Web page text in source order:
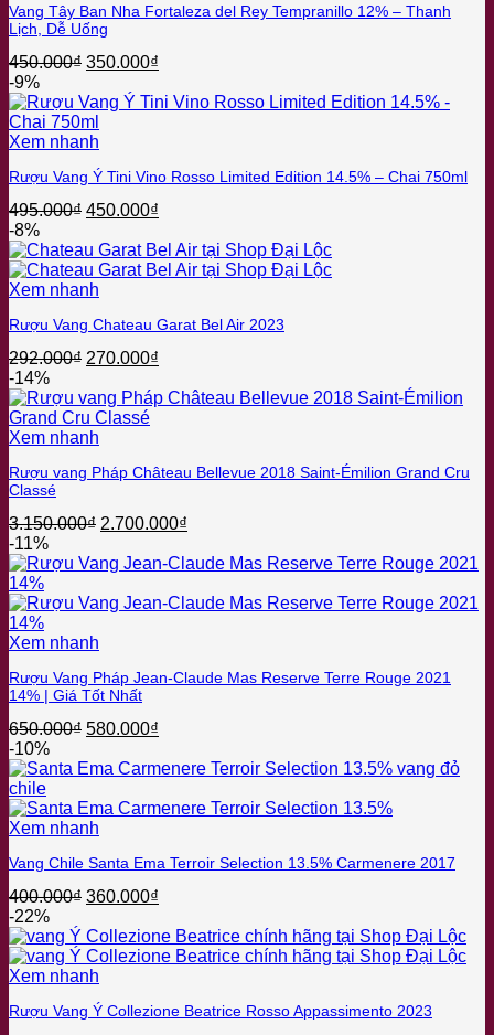
Vang Tây Ban Nha Fortaleza del Rey Tempranillo 12% – Thanh
Lịch, Dễ Uống
450.000₫ Giá
là:
450.000₫.
350.000₫
tại
-9%
Xem nhanh
Rượu Vang Ý Tini Vino Rosso Limited Edition 14.5% – Chai 750ml
495.000₫ Giá
là:
495.000₫.
450.000₫
tại
là:
-8%
Xem nhanh
Rượu Vang Chateau Garat Bel Air 2023
292.000₫ Giá
là:
292.000₫.
270.000₫
tại
-14%
Xem nhanh
Rượu vang Pháp Château Bellevue 2018 Saint-Émilion Grand Cru
Classé
3.150.000₫ Giá
là:
2.700.000₫
tại
2.700.000₫.
-11%
Xem nhanh
Rượu Vang Pháp Jean-Claude Mas Reserve Terre Rouge 2021
14% | Giá Tốt Nhất
650.000₫ Giá
là:
580.000₫
tại
580.000₫.
-10%
Xem nhanh
Vang Chile Santa Ema Terroir Selection 13.5% Carmenere 2017
400.000₫ Giá
là:
400.000₫.
360.000₫
tại
là:
-22%
Xem nhanh
Rượu Vang Ý Collezione Beatrice Rosso Appassimento 2023